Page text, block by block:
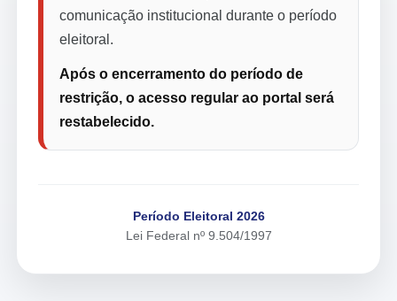
comunicação institucional durante o período
eleitoral.
Após o encerramento do período de
restrição, o acesso regular ao portal será
restabelecido.
Período Eleitoral 2026
Lei Federal nº 9.504/1997